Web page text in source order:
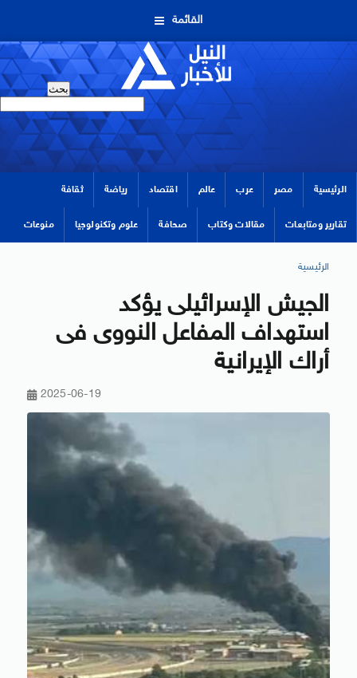
القائمة
الرئيسية مصر عرب عالم اقتصاد رياضة ثقافة
تقارير ومتابعات مقالات وكتاب صحافة علوم وتكنولوجيا منوعات
الرئيسية
الجيش الإسرائيلى يؤكد
استهداف المفاعل النووى فى
أراك الإيرانية
2025-06-19